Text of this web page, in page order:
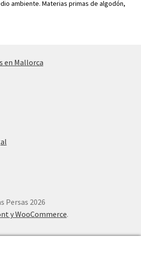
ambiente. Materias primas de algodón,
en Mallorca
Persas 2026
y WooCommerce.